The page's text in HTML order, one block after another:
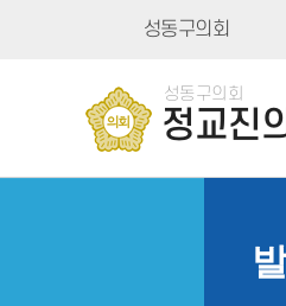
성동구의회
성동구의회
정교진